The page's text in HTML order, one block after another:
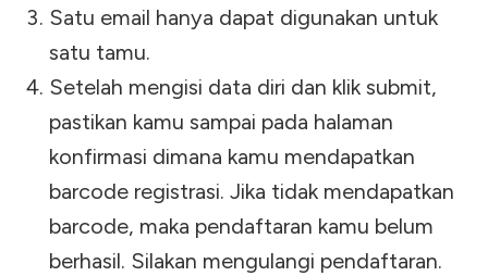
Satu email hanya dapat digunakan untuk
satu tamu.
Setelah mengisi data diri dan klik submit,
pastikan kamu sampai pada halaman
konfirmasi dimana kamu mendapatkan
barcode registrasi. Jika tidak mendapatkan
barcode, maka pendaftaran kamu belum
berhasil. Silakan mengulangi pendaftaran.